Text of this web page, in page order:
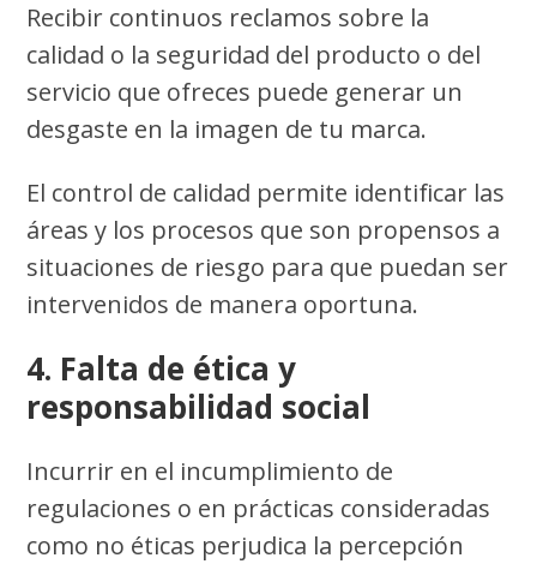
Recibir continuos reclamos sobre la
calidad o la seguridad del producto o del
servicio que ofreces puede generar un
desgaste en la imagen de tu marca.
El control de calidad permite identificar las
áreas y los procesos que son propensos a
situaciones de riesgo para que puedan ser
intervenidos de manera oportuna.
4. Falta de ética y
responsabilidad social
Incurrir en el incumplimiento de
regulaciones o en prácticas consideradas
como no éticas perjudica la percepción